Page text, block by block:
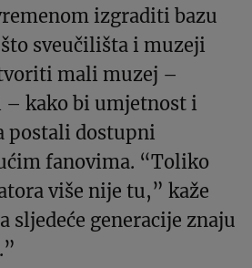
izgraditi bazu
sveučilišta i muzeji
mali muzej –
kako bi umjetnost i
postali dostupni
fanovima. “Toliko
više nije tu,” kaže
sljedeće generacije znaju